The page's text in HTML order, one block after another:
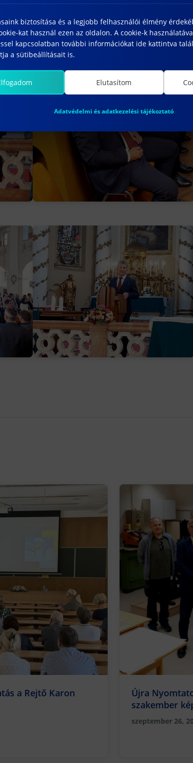
a Rejtő Karon
Újra
szakember
szeptember 26,
biztosítása és a legjobb felhasználói élmény
kat használ ezen az oldalon. A cookie-k
kapcsolatban további információkat ide kattintva
a sütibeállításait is.
Elutasítom
Adatvédelmi és adatkezelési tájékoztató